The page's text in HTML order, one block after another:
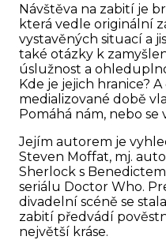
Návštěva na zabití je
která vedle originální
vystavěných situací a
také otázky k
úslužnost a
Kde je jejich hranice?
medializované době
Pomáhá nám, nebo se
Jejím autorem je
Steven Moffat, mj.
Sherlock s
seriálu Doctor Who.
divadelní scéně se
zabití předvádí
největší kráse.